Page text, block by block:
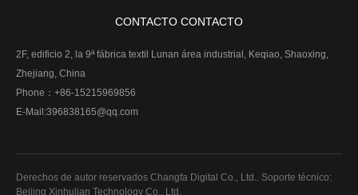
CONTACTO CONTACTO
2F, edificio 2, la 9ª fábrica textil Lunan área industrial, Keqiao, Shaoxing,
Zhejiang, China
Phone： +86-15215969856
E-Mail:396838165@qq.com
Derechos de autor reservados Changfa Digital Co., Ltd.. Soporte técnico:
Beijing Xinhulian Technology Co., Ltd.